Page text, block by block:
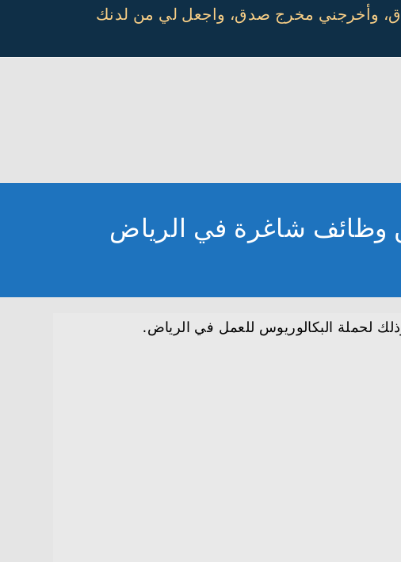
وأخرجني مخرج صدق، واجعل لي من لدنك
وظائف شاغرة في الرياض
لحملة البكالوريوس للعمل في الرياض.